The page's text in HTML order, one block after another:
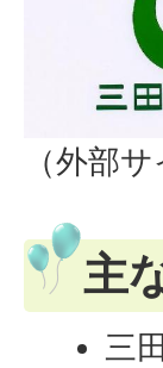
（外部
主
三